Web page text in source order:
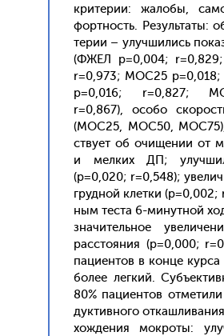
кри­терии: жа­лобы,
фор­тность. Ре­зуль­та­ты:
терии – улуч­ши­лись
(ФЖЕЛ р=0,004;
r=0,973; МОС25
р=0,016; r=0,827;
r=0,867), осо­бо
(МОС25, МОС50, МОС75),
ству­ет об очи­щении от
и мел­ких ДП;
(р=0,020; r=0,548);
груд­ной клет­ки
ным тес­та 6-ми­нут­ной
зна­читель­ное
рас­сто­яния (р=0,000;
па­ци­ен­тов в кон­це
бо­лее лег­кий.
80% па­ци­ен­тов
дук­тивно­го
хожде­ния мок­ро­ты: